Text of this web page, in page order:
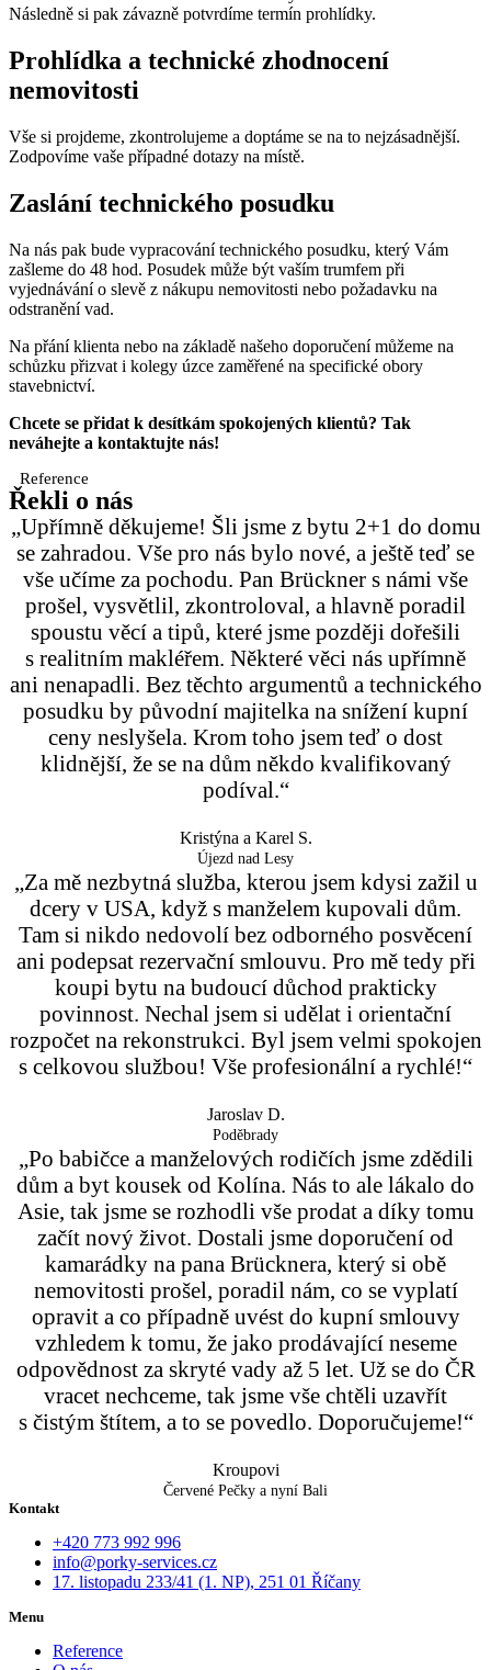
Následně si pak závazně potvrdíme termín prohlídky.
Prohlídka a technické zhodnocení
nemovitosti
Vše si projdeme, zkontrolujeme a doptáme se na to nejzásadnější.
Zodpovíme vaše případné dotazy na místě.
Zaslání technického posudku
Na nás pak bude vypracování technického posudku, který Vám
zašleme do 48 hod. Posudek může být vaším trumfem při
vyjednávání o slevě z nákupu nemovitosti nebo požadavku na
odstranění vad.
Na přání klienta nebo na základě našeho doporučení můžeme na
schůzku přizvat i kolegy úzce zaměřené na specifické obory
stavebnictví.
Chcete se přidat k desítkám spokojených klientů? Tak
neváhejte a kontaktujte nás!
Reference
Řekli o nás
„Upřímně děkujeme! Šli jsme z bytu 2+1 do domu
se zahradou. Vše pro nás bylo nové, a ještě teď se
vše učíme za pochodu. Pan Brückner s námi vše
prošel, vysvětlil, zkontroloval, a hlavně poradil
spoustu věcí a tipů, které jsme později dořešili
s realitním makléřem. Některé věci nás upřímně
ani nenapadli. Bez těchto argumentů a technického
posudku by původní majitelka na snížení kupní
ceny neslyšela. Krom toho jsem teď o dost
klidnější, že se na dům někdo kvalifikovaný
podíval.“
Kristýna a Karel S.
Újezd nad Lesy
„Za mě nezbytná služba, kterou jsem kdysi zažil u
dcery v USA, když s manželem kupovali dům.
Tam si nikdo nedovolí bez odborného posvěcení
ani podepsat rezervační smlouvu. Pro mě tedy při
koupi bytu na budoucí důchod prakticky
povinnost. Nechal jsem si udělat i orientační
rozpočet na rekonstrukci. Byl jsem velmi spokojen
s celkovou službou! Vše profesionální a rychlé!“
Jaroslav D.
Poděbrady
„Po babičce a manželových rodičích jsme zdědili
dům a byt kousek od Kolína. Nás to ale lákalo do
Asie, tak jsme se rozhodli vše prodat a díky tomu
začít nový život. Dostali jsme doporučení od
kamarádky na pana Brücknera, který si obě
nemovitosti prošel, poradil nám, co se vyplatí
opravit a co případně uvést do kupní smlouvy
vzhledem k tomu, že jako prodávající neseme
odpovědnost za skryté vady až 5 let. Už se do ČR
vracet nechceme, tak jsme vše chtěli uzavřít
s čistým štítem, a to se povedlo. Doporučujeme!“
Kroupovi
Červené Pečky a nyní Bali
Kontakt
+420 773 992 996
info@porky-services.cz
17. listopadu 233/41 (1. NP), 251 01 Říčany
Menu
Reference